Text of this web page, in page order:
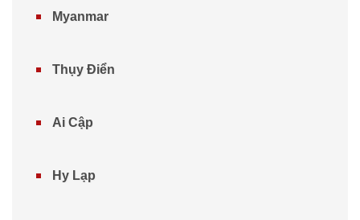
Myanmar
Thụy Điển
Ai Cập
Hy Lạp